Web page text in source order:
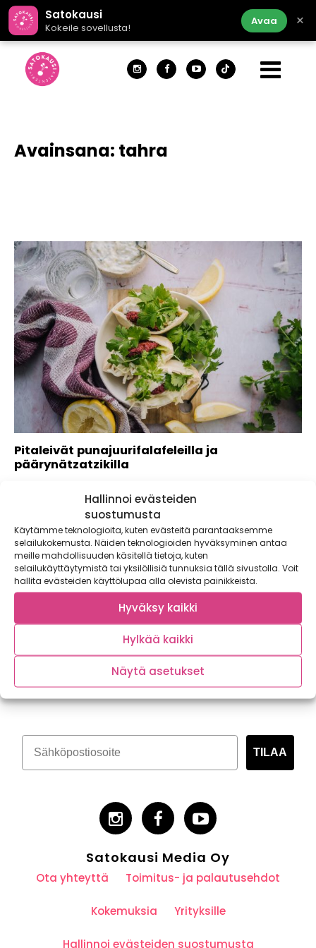
Hallinnoi evästeiden
suostumusta
Käytämme teknologioita, kuten evästeitä parantaaksemme
selailukokemusta. Näiden teknologioiden hyväksyminen antaa
meille mahdollisuuden käsitellä tietoja, kuten
selailukäyttäytymistä tai yksilöllisiä tunnuksia tällä sivustolla. Voit
hallita evästeiden käyttölupaa alla olevista painikkeista.
Hyväksy kaikki
Hylkää kaikki
Näytä asetukset
Satokausi
Kokeile sovellusta!
Avaa ×
Avainsana: tahra
Pitaleivät punajuurifalafeleilla ja
päärynätzatzikilla
Ei paniikkia, sillä tänään Satokausi-keittiössä perehdytään
Tilaa kasvispitoinen uutiskirje
TILAA
Satokausi Media Oy
Ota yhteyttä Toimitus- ja palautusehdot
Kokemuksia Yrityksille
Hallinnoi evästeiden suostumusta